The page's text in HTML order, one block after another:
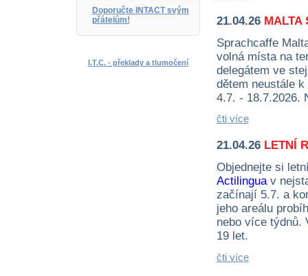
Doporučte INTACT svým
přátelům!
I.T.C. - překlady a tlumočení
21.04.26 MALTA
Sprachcaffe
volná místa na
delegátem ve
dětem neustále
4.7. - 18.7.2026.
čti více
21.04.26 LETNÍ
Objednejte si
Actilinguav
začínají 5.7. a
jeho areálu
nebo více týdnů.
19 let.
čti více